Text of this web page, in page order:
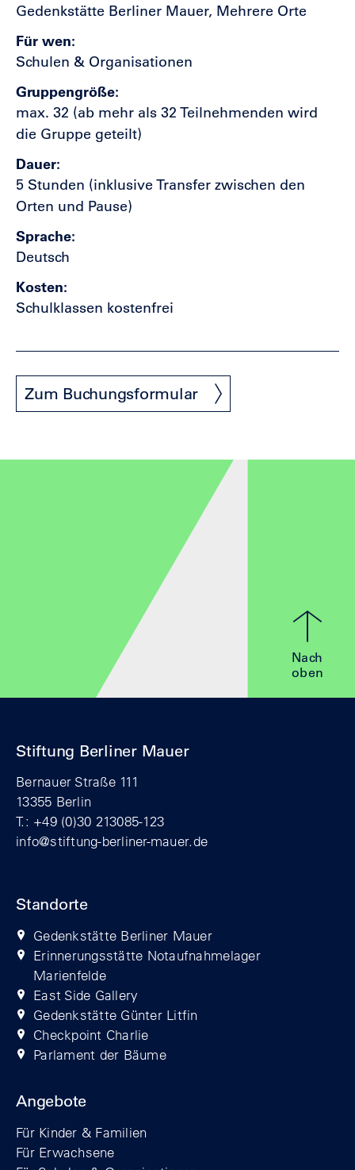
Gedenkstätte Berliner Mauer, Mehrere Orte
Für wen
Schulen & Organisationen
Gruppengröße
max. 32 (ab mehr als 32 Teilnehmenden wird
die Gruppe geteilt)
Dauer
5 Stunden (inklusive Transfer zwischen den
Orten und Pause)
Sprache
Deutsch
Kosten
Schulklassen kostenfrei
Zum Buchungsformular
Nach
oben
Stiftung Berliner Mauer
Bernauer Straße 111
13355 Berlin
T.: +49 (0)30 213085-123
info@stiftung-berliner-mauer.de
Standorte
Gedenkstätte Berliner Mauer
Erinnerungsstätte Notaufnahmelager
Marienfelde
East Side Gallery
Gedenkstätte Günter Litfin
Checkpoint Charlie
Parlament der Bäume
Angebote
Für Kinder & Familien
Für Erwachsene